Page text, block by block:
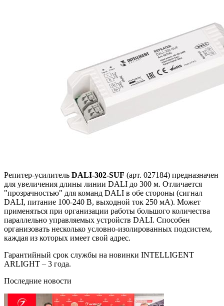
Репитер-усилитель DALI-302-SUF (арт. 027184) предназначен
для увеличения длины линии DALI до 300 м. Отличается
"прозрачностью" для команд DALI в обе стороны (сигнал
DALI, питание 100-240 В, выходной ток 250 мА). Может
применяться при организации работы большого количества
параллельно управляемых устройств DALI. Способен
организовать несколько условно-изолированных подсистем,
каждая из которых имеет свой адрес.
Гарантийный срок службы на новинки INTELLIGENT
ARLIGHT – 3 года.
Последние новости